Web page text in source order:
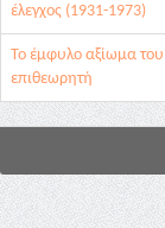
έλεγχος (1931-1973)
Το έμφυλο αξίωμα του
επιθεωρητή